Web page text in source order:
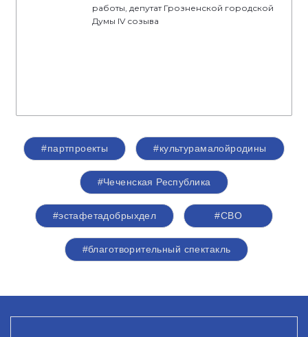
работы, депутат Грозненской городской
Думы IV созыва
#партпроекты #культурамалойродины
#Чеченская Республика
#эстафетадобрыхдел #СВО
#благотворительный спектакль